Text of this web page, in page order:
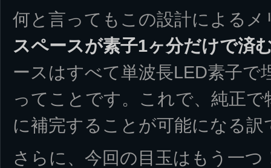
何と言ってもこの設計によるメ
スペースが素子1ヶ分だけで済
ースはすべて単波長LED素子
ってことです。これで、純正
に補完することが可能になる訳
さらに、今回の目玉はもう一つ